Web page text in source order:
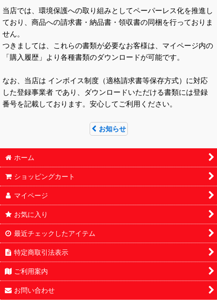
当店では、環境保護への取り組みとしてペーパーレス化を推進し
ており、商品への請求書・納品書・領収書の同梱を行っておりま
せん。
つきましては、これらの書類が必要なお客様は、マイページ内の
「購入履歴」より各種書類のダウンロードが可能です。
なお、当店は インボイス制度（適格請求書等保存方式）に対応
した登録事業者 であり、ダウンロードいただける書類には登録
番号を記載しております。安心してご利用ください。
お知らせ
ホーム
ショッピングカート
マイページ
お気に入り
最近チェックしたアイテム
特定商取引法表示
ご利用案内
お問い合わせ